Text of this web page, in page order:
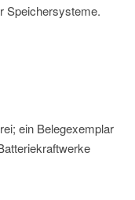
Speichersysteme.
ein Belegexemplar